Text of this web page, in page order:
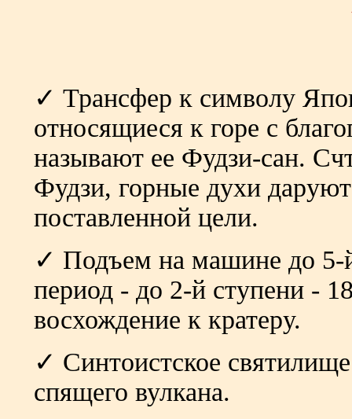
✓ Трансфер к символу
относящиеся к горе с
называют ее Фудзи-сан.
Фудзи, горные духи
поставленной цели.
✓ Подъем на машине до 5-
период - до 2-й ступени -
восхождение к кратеру.
✓ Синтоистское
спящего вулкана.